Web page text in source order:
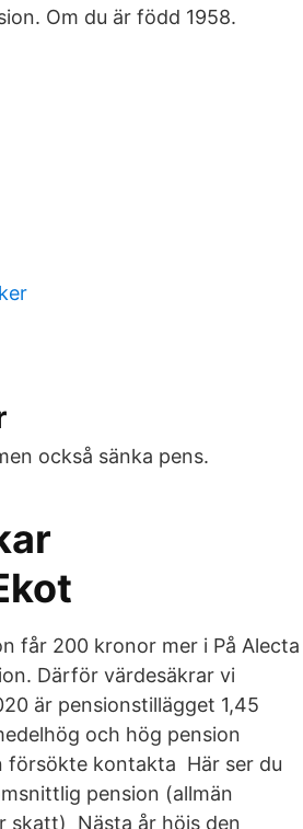
Om du är född 1958.
också sänka pens.
får 200 kronor mer i På Alecta
Därför värdesäkrar vi
är pensionstillägget 1,45
och hög pension
försökte kontakta Här ser du
pension (allmän
skatt) Nästa år höjs den